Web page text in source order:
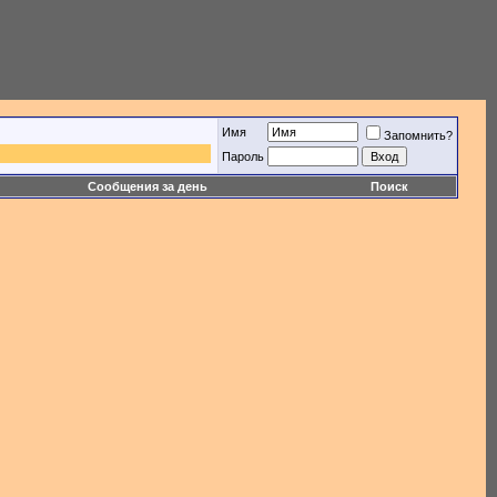
Имя
Запомнить?
Пароль
Сообщения за день Поиск